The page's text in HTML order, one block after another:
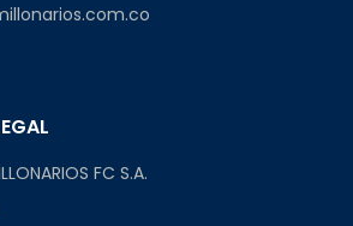
FC S.A.